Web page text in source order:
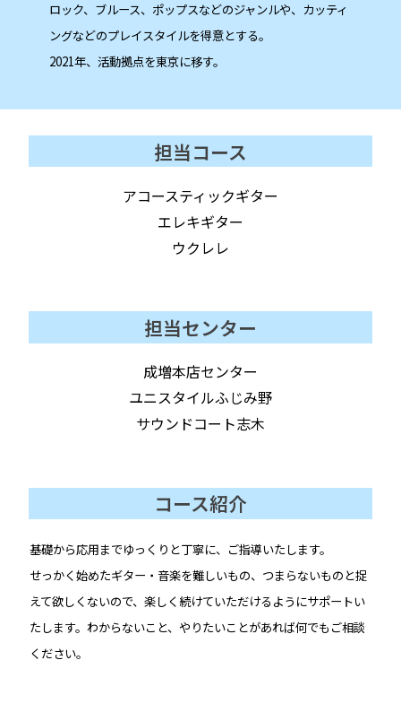
ロック、ブルース、ポップスなどのジャンルや、カッティ
ングなどのプレイスタイルを得意とする。
2021年、活動拠点を東京に移す。
担当コース
アコースティックギター
エレキギター
ウクレレ
担当センター
成増本店センター
ユニスタイルふじみ野
サウンドコート志木
コース紹介
基礎から応用までゆっくりと丁寧に、ご指導いたします。
せっかく始めたギター・音楽を難しいもの、つまらないものと捉
えて欲しくないので、楽しく続けていただけるようにサポートい
たします。わからないこと、やりたいことがあれば何でもご相談
ください。